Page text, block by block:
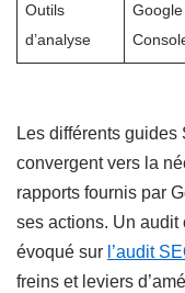
Outils
d’analyse
Les différents guides
convergent vers la
rapports fournis par
ses actions. Un audit
évoqué sur l’audit
freins et leviers